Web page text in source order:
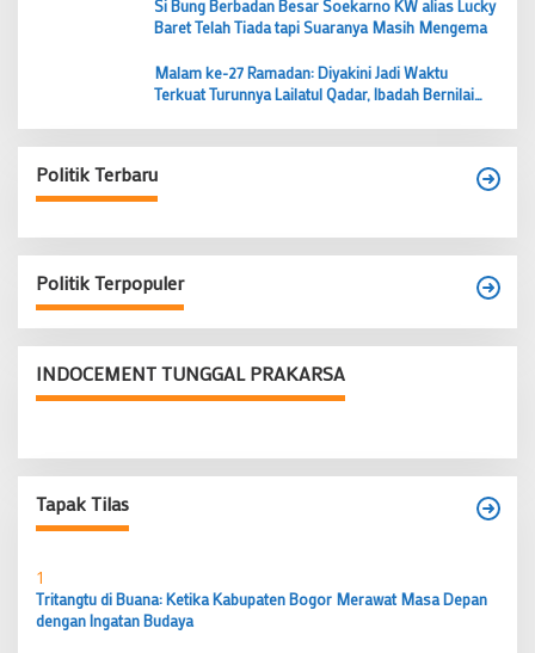
Si Bung Berbadan Besar Soekarno KW alias Lucky
Baret Telah Tiada tapi Suaranya Masih Mengema
Malam ke-27 Ramadan: Diyakini Jadi Waktu
Terkuat Turunnya Lailatul Qadar, Ibadah Bernilai
Politik Terbaru
Politik Terpopuler
INDOCEMENT TUNGGAL PRAKARSA
Tapak Tilas
1
Tritangtu di Buana: Ketika Kabupaten Bogor Merawat Masa Depan
dengan Ingatan Budaya